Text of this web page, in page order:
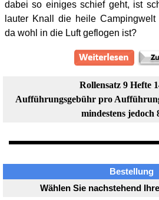
dabei so einiges schief geht, ist
lauter Knall die heile
da wohl in die Luft geflogen ist?
Rollensatz 9 Hefte
Aufführungsgebühr pro
mindestens jedoch
Bestellung
Wählen Sie nachstehend